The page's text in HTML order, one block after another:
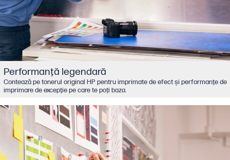
Performanţă legendară
Contează pe tonerul original HP pentru imprimate de efect şi performanţe de
imprimare de excepţie pe care te poţi baza.